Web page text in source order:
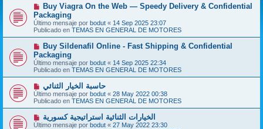
N
e
v
o
m
n
s
a
Buy Viagra On the Web — Speedy Delivery & Confidential
Packaging
Último mensaje por bodut « 14 Sep 2025 23:07
Publicado en TEMAS EN GENERAL DE MOTORES
N
e
v
o
m
e
n
s
a
e
Buy Sildenafil Online - Fast Shipping & Confidential
Packaging
Último mensaje por bodut « 14 Sep 2025 22:34
Publicado en TEMAS EN GENERAL DE MOTORES
u
e
v
m
e
حاسبة الخيار الثنائي
Último mensaje por bodut « 28 May 2022 00:38
Publicado en TEMAS EN GENERAL DE MOTORES
N
u
الخيارات الثنائية استراتيجية كسورية
Último mensaje por bodut « 27 May 2022 23:30